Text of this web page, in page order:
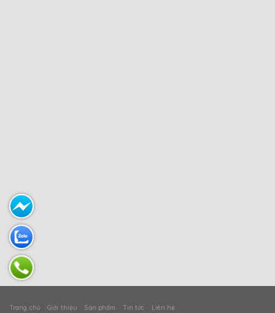
Trang chủ Giới thiệu Sản phẩm Tin tức Liên hệ